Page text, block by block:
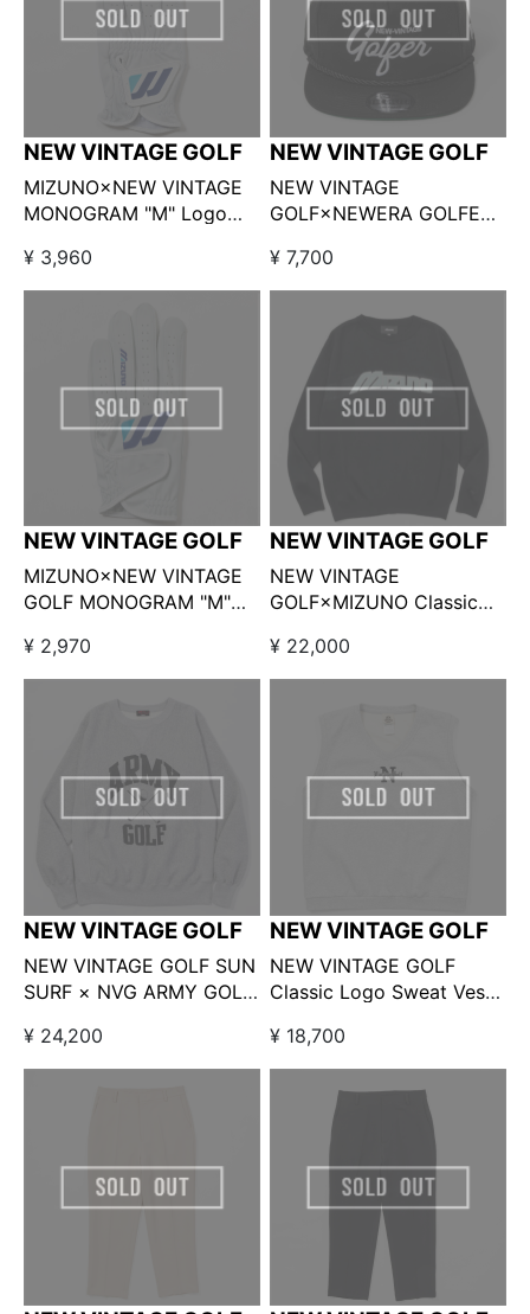
NEW VINTAGE GOLF
MIZUNO×NEW VINTAGE
MONOGRAM "M" Logo
ホワイト
¥ 3,960
NEW VINTAGE GOLF
NEW VINTAGE
GOLF×NEWERA GOLFER
¥ 7,700
NEW VINTAGE GOLF
MIZUNO×NEW VINTAGE
GOLF MONOGRAM "M"
調合成皮革ゴルフグローブ
（左手用） / ホワイト
¥ 2,970
NEW VINTAGE GOLF
NEW VINTAGE
GOLF×MIZUNO Classic
ーヴィンテージゴルフ×ミ
ズノクラシックロゴニット
¥ 22,000
NEW VINTAGE GOLF
NEW VINTAGE GOLF SUN
SURF × NVG ARMY GOLF
¥ 24,200
NEW VINTAGE GOLF
NEW VINTAGE GOLF
Classic Logo Sweat Vest
ゴルフクラシックロゴスウ
ェットベスト
¥ 18,700